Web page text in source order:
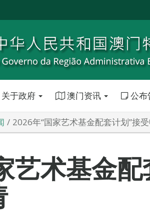
关于政府 澳门资讯 公布
2026年“国家艺术基金配套计划”接
艺术基金